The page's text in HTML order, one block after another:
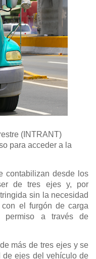
(INTRANT)
para acceder a la
contabilizan desde los
de tres ejes y, por
sin la necesidad
el furgón de carga
permiso a través de
más de tres ejes y se
de ejes del vehículo de